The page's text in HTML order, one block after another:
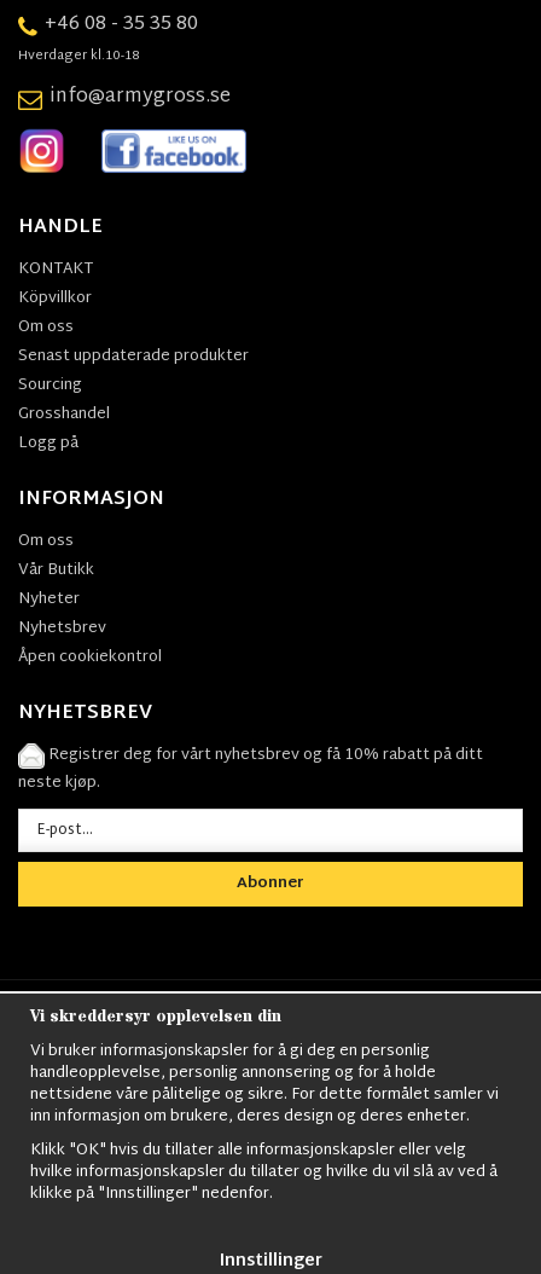
+46 08 - 35 35 80
Hverdager kl.10-18
info@armygross.se
HANDLE
KONTAKT
Köpvillkor
Om oss
Senast uppdaterade produkter
Sourcing
Grosshandel
Logg på
INFORMASJON
Om oss
Vår Butikk
Nyheter
Nyhetsbrev
Åpen cookiekontrol
NYHETSBREV
Registrer deg for vårt nyhetsbrev og få 10% rabatt på ditt
neste kjøp.
Abonner
Nordens största utbud av
kläder,Militärtöverskott, Militärutrustning, Ordningsvakt
utrustning,väktarkläder,Militärbyxor,Militärjackor,M65
Jackor,Bomberjackor,Militärkängor,Militära Ryggsäckar,Vintage Army
kläder,Sjömanskläder,Paracord,Gasmask,Ghillie
Militärknivar Knivhandskar Natotröjor
Vi skreddersyr opplevelsen din
Vi bruker informasjonskapsler for å gi deg en personlig
handleopplevelse, personlig annonsering og for å holde
nettsidene våre pålitelige og sikre. For dette formålet samler vi
inn informasjon om brukere, deres design og deres enheter.
Klikk "OK" hvis du tillater alle informasjonskapsler eller velg
hvilke informasjonskapsler du tillater og hvilke du vil slå av ved å
klikke på "Innstillinger" nedenfor.
Innstillinger